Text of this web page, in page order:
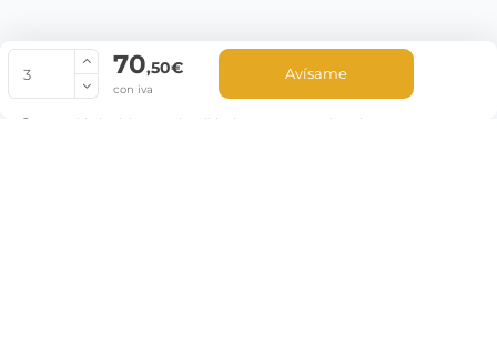
70,50€
con iva
Avísame
La cantidad mínima en el pedido de compra para el producto es 3.
© Copyright 2022 PepeBar.com |
Aviso legal y
Condiciones generales de compra |